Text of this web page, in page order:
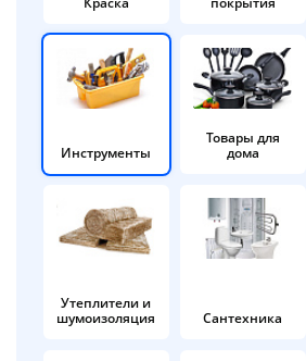
Инструменты
Товары для
дома
Утеплители и
шумоизоляция
Сантехника
Добавляйте товары
в корзину
Оплачивайте сегодня только
25% картой любого банка
Получайте товар
выбранный способом
Оставшиеся
% будут